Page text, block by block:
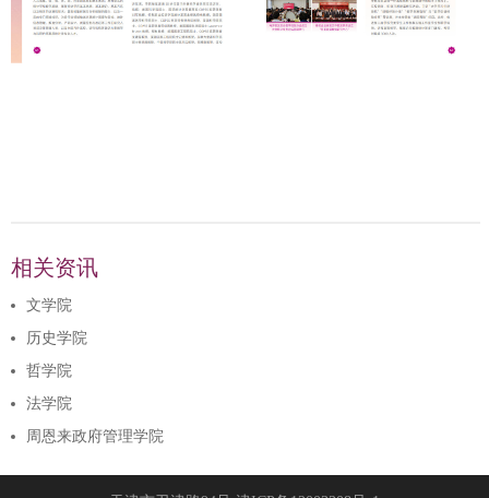
相关资讯
文学院
历史学院
哲学院
法学院
周恩来政府管理学院